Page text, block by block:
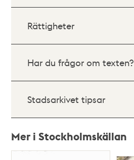
Rättigheter
Har du frågor om texten?
Stadsarkivet tipsar
Mer i Stockholmskällan